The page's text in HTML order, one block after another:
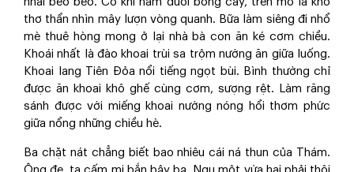
thơ thẩn nhìn mây lượn vòng quanh. Bữa làm siêng đi nhổ
mè thuê hòng mong ở lại nhà bà con ăn ké cơm chiều.
Khoái nhất là đào khoai trùi sa trộm nướng ăn giữa luống.
Khoai lang Tiên Đỏa nổi tiếng ngọt bùi. Bình thường chỉ
được ăn khoai khô ghế cùng cơm, sượng rệt. Làm răng
sánh được với miếng khoai nướng nóng hổi thơm phức
giữa nổng những chiều hè.
Ba chặt nát chẳng biết bao nhiêu cái ná thun của Thám.